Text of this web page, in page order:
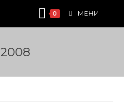
0 МЕНИ
2008